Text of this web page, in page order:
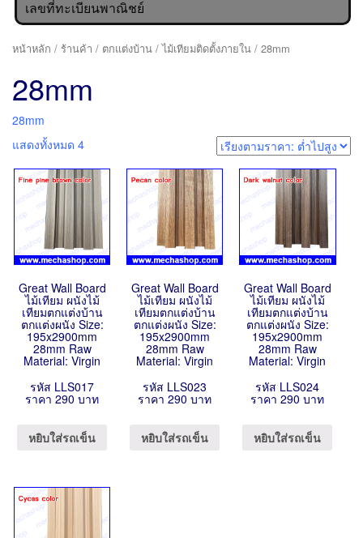
เลขที่ทะเบียนพาณิชย์
หน้าหลัก / ร้านค้า / ตกแต่งบ้าน /ไม้เทียมติดตั้งภายใน / 28mm
28mm
28mm
แสดงทั้งหมด 4
Great Wall Board
ไม้เทียม ผนังไม้
เทียมตกแต่งบ้าน
ตกแต่งผนัง Size:
195x2900mm
28mm Raw
Material: Virgin
รหัส LLS017
ราคา 290 บาท
หยิบใส่รถเข็น
Great Wall Board
ไม้เทียม ผนังไม้
เทียมตกแต่งบ้าน
ตกแต่งผนัง Size:
195x2900mm
28mm Raw
Material: Virgin
รหัส LLS023
ราคา 290 บาท
หยิบใส่รถเข็น
Great Wall Board
ไม้เทียม ผนังไม้
เทียมตกแต่งบ้าน
ตกแต่งผนัง Size:
195x2900mm
28mm Raw
Material: Virgin
รหัส LLS024
ราคา 290 บาท
หยิบใส่รถเข็น